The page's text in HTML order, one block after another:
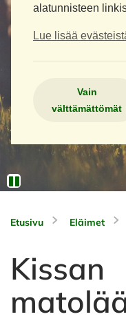
alatunnisteen
Lue lisää
Vain
välttämättömät
Etusivu Eläimet
Kissan